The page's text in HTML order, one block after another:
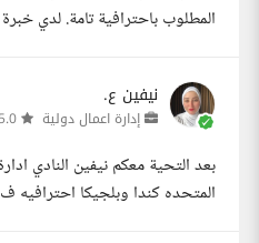
المطلوب باحترافية تامة. لدي
نيفين ع.
إدارة اعمال دولية
المتحده كندا وبلجيكا احترافيه